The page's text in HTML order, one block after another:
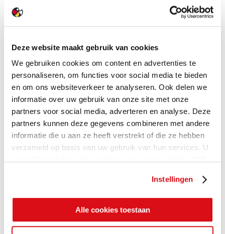
Deze website maakt gebruik van cookies
We gebruiken cookies om content en advertenties te
personaliseren, om functies voor social media te bieden
en om ons websiteverkeer te analyseren. Ook delen we
informatie over uw gebruik van onze site met onze
partners voor social media, adverteren en analyse. Deze
partners kunnen deze gegevens combineren met andere
informatie die u aan ze heeft verstrekt of die ze hebben
verzameld op basis van uw gebruik van hun services. U
Instellingen
Alle cookies toestaan